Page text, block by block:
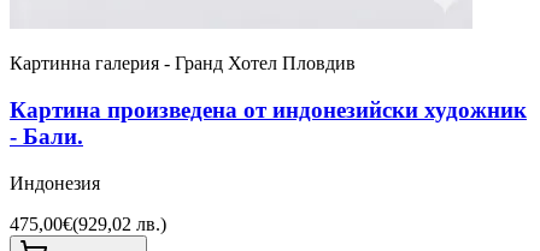
Картинна галерия - Гранд Хотел Пловдив
Картина произведена от индонезийски художник
- Бали.
Индонезия
475,00€(929,02 лв.)